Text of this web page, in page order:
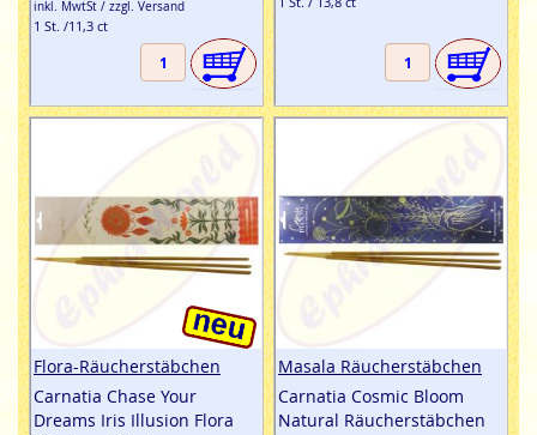
inkl. MwtSt / zzgl. Versand
1 St. /11,3 ct
Flora-Räucherstäbchen
Carnatia Chase Your
Dreams Iris Illusion Flora
Masala Räucherstäbchen
Carnatia Cosmic Bloom
Natural Räucherstäbchen